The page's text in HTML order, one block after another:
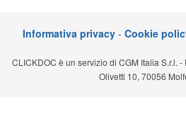
Teleconsulto
Informativa privacy - Cookie
CLICKDOC è un servizio di CGM Italia S.r.l.
Olivetti 10, 70056